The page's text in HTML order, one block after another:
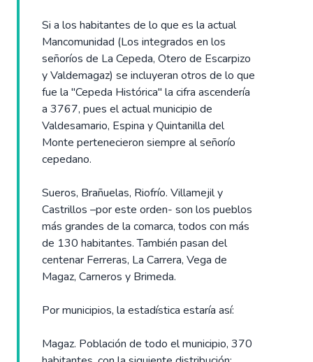
Si a los habitantes de lo que es la actual
Mancomunidad (Los integrados en los
señoríos de La Cepeda, Otero de Escarpizo
y Valdemagaz) se incluyeran otros de lo que
fue la "Cepeda Histórica" la cifra ascendería
a 3767, pues el actual municipio de
Valdesamario, Espina y Quintanilla del
Monte pertenecieron siempre al señorío
cepedano.
Sueros, Brañuelas, Riofrío. Villamejil y
Castrillos –por este orden- son los pueblos
más grandes de la comarca, todos con más
de 130 habitantes. También pasan del
centenar Ferreras, La Carrera, Vega de
Magaz, Carneros y Brimeda.
Por municipios, la estadística estaría así:
Magaz. Población de todo el municipio, 370